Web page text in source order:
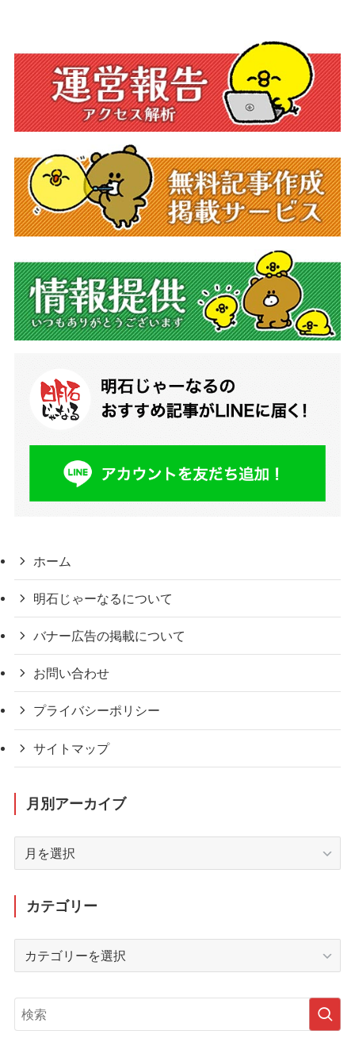
ホーム
明石じゃーなるについて
バナー広告の掲載について
お問い合わせ
プライバシーポリシー
サイトマップ
月別アーカイブ
イ
ブ
カテゴリー
リ
ー